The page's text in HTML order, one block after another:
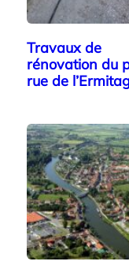
Travaux de
rénovation du
rue de